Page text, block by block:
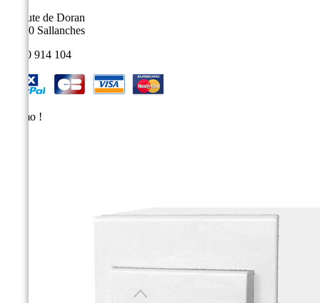
9, route de Doran
74700 Sallanches
04 50 914 104
Promo !